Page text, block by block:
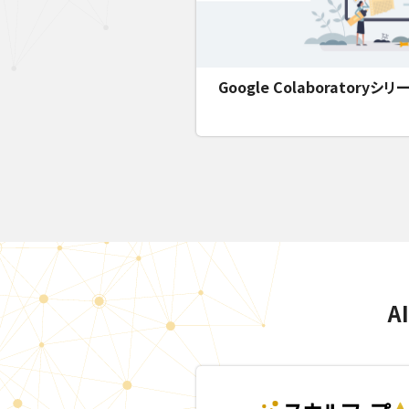
Google Colaboratoryシリ